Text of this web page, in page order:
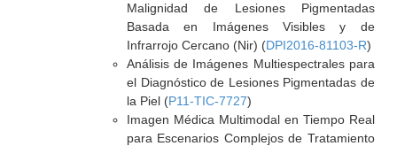
Malignidad de Lesiones Pigmentadas
Basada en Imágenes Visibles y de
Infrarrojo Cercano (Nir) (DPI2016-81103-R)
Análisis de Imágenes Multiespectrales para
el Diagnóstico de Lesiones Pigmentadas de
la Piel (P11-TIC-7727)
Imagen Médica Multimodal en Tiempo Real
para Escenarios Complejos de Tratamiento